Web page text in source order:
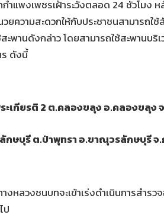
ำแพงเพชรเฝ้าระวังตลอด 24 ชั่วโมง
ยความสะดวกให้กับประชาชนสามารถใ
ะพานดังกล่าว โดยสามารถใช้สะพานบ
ร ดังนี้
ะเกียรติ 2 ต.คลองขลุง อ.คลองขลุง
กษบุรี ต.ป่าพุทรา อ.ขาณุวรลักษบุรี จ
งหลวงชนบทจะเข้าเร่งดำเนินการสำ
ป